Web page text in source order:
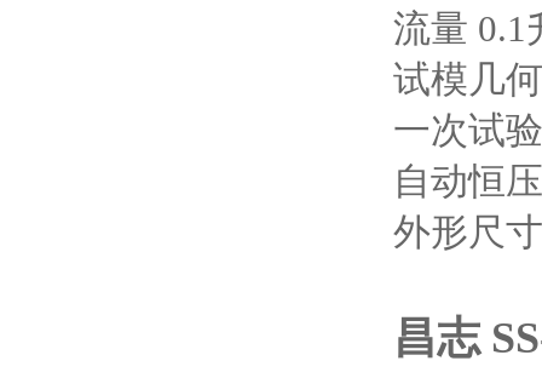
流量 0.1
试模几
一次试
自动恒
外形尺寸
昌志